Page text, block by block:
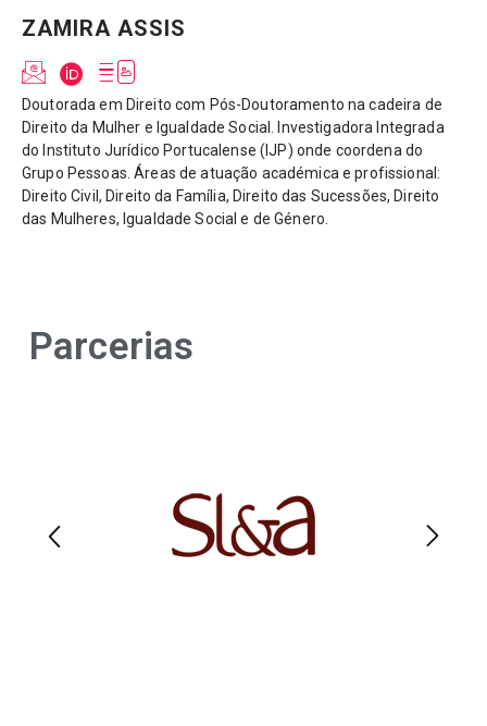
ZAMIRA ASSIS
Doutorada em Direito com Pós-Doutoramento na cadeira de
Direito da Mulher e Igualdade Social. Investigadora Integrada
do Instituto Jurídico Portucalense (IJP) onde coordena do
Grupo Pessoas. Áreas de atuação académica e profissional:
Direito Civil, Direito da Família, Direito das Sucessões, Direito
das Mulheres, Igualdade Social e de Género.
Parcerias